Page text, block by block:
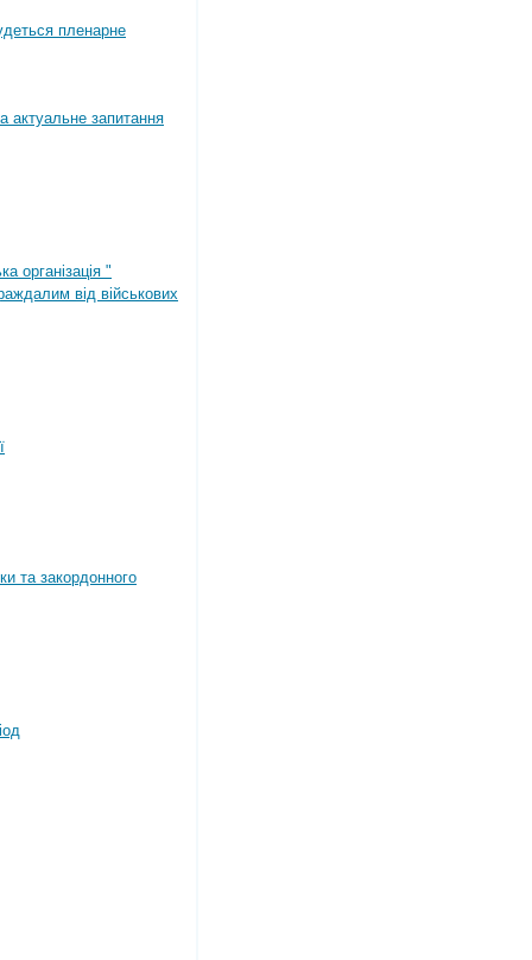
пленарне
актуальне запитання
організація "
від військових
та закордонного